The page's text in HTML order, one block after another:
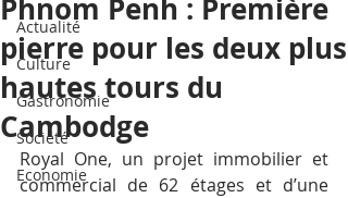
Actualité
Culture
Gastronomie
Société
Economie
Phnom Penh : Première
pierre pour les deux plus
hautes tours du
Cambodge
Royal One, un projet immobilier et
commercial de 62 étages et d’une